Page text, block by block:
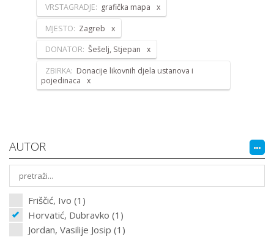
VRSTAGRADJE: grafička mapa
MJESTO: Zagreb
DONATOR: Šešelj, Stjepan
ZBIRKA: Donacije likovnih djela ustanova i
pojedinaca
AUTOR
Friščić, Ivo (1)
Horvatić, Dubravko (1)
Jordan, Vasilije Josip (1)